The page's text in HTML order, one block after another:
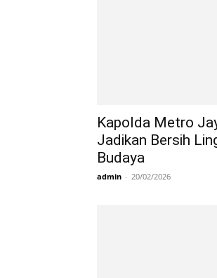
Kapolda Metro
Jadikan Bersih
Budaya
admin - 20/02/2026